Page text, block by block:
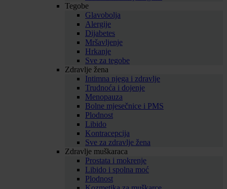
Tegobe
Glavobolja
Alergije
Dijabetes
Mršavljenje
Hrkanje
Sve za tegobe
Zdravlje žena
Intimna njega i zdravlje
Trudnoća i dojenje
Menopauza
Bolne mjesečnice i PMS
Plodnost
Libido
Kontracepcija
Sve za zdravlje žena
Zdravlje muškaraca
Prostata i mokrenje
Libido i spolna moć
Plodnost